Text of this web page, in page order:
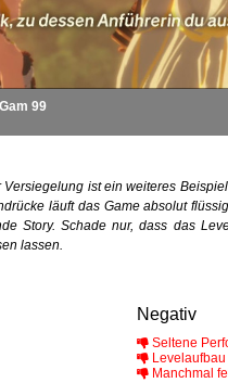
99
ist ein weiteres
läuft das Game absolut
Story. Schade nur, dass das
lassen.
Negativ
Seltene
Manchmal